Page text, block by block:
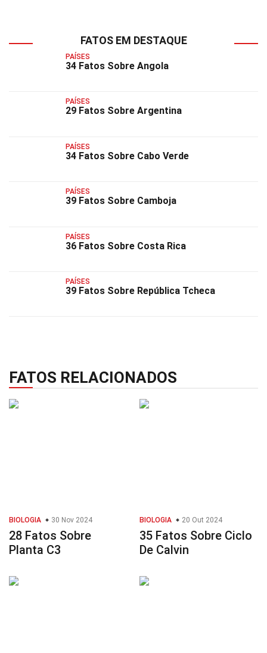
FATOS EM DESTAQUE
PAÍSES
34 Fatos Sobre Angola
PAÍSES
29 Fatos Sobre Argentina
PAÍSES
34 Fatos Sobre Cabo Verde
PAÍSES
39 Fatos Sobre Camboja
PAÍSES
36 Fatos Sobre Costa Rica
PAÍSES
39 Fatos Sobre República Tcheca
FATOS RELACIONADOS
BIOLOGIA 30 Nov 2024
28 Fatos Sobre
Planta C3
BIOLOGIA 20 Out 2024
35 Fatos Sobre Ciclo
De Calvin